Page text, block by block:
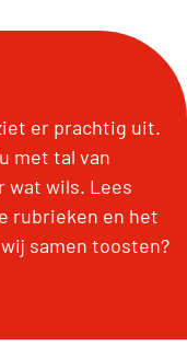
er prachtig uit.
met tal van
wat wils. Lees
rubrieken en het
samen toosten?